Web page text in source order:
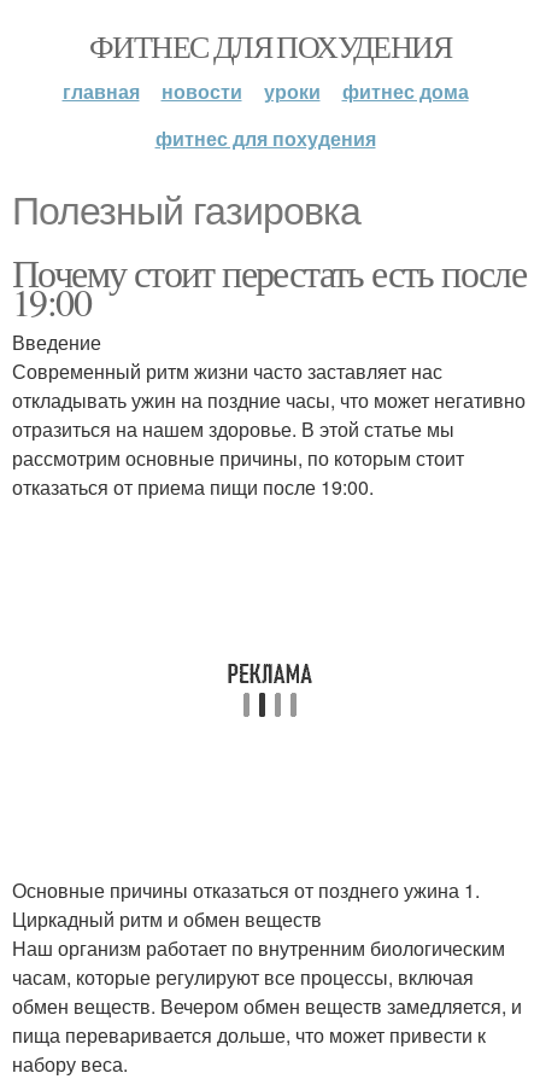
ФИТНЕС ДЛЯ ПОХУДЕНИЯ
главная новости уроки
фитнес дома
фитнес для похудения
Полезный газировка
Почему стоит перестать есть после
19:00
Введение
Современный ритм жизни часто заставляет нас
откладывать ужин на поздние часы, что может негативно
отразиться на нашем здоровье. В этой статье мы
рассмотрим основные причины, по которым стоит
отказаться от приема пищи после 19:00.
Основные причины отказаться от позднего ужина 1.
Циркадный ритм и обмен веществ
Наш организм работает по внутренним биологическим
часам, которые регулируют все процессы, включая
обмен веществ. Вечером обмен веществ замедляется, и
пища переваривается дольше, что может привести к
набору веса.